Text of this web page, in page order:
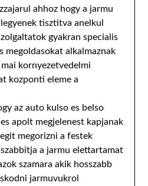
ahhoz hogy a jarmu
tisztitva anelkul
gyakran specialis
megoldasokat alkalmaznak
kornyezetvedelmi
kozponti eleme a
az auto kulso es belso
apolt megjelenest kapjanak
megorizni a festek
a jarmu elettartamat
szamara akik hosszabb
jarmuvukrol